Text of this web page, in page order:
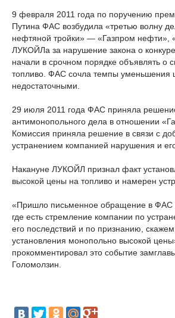
9 февраля 2011 года по поручению
Путина ФАС возбудила «третью волну
нефтяной тройки» — «Газпром нефти»,
ЛУКОЙЛа за нарушение закона о
начали в срочном порядке объявлять о
топливо. ФАС сочла темпы уменьшения
недостаточными.
29 июля 2011 года ФАС приняла
антимонопольного дела в отношении
Комиссия приняла решение в связи с
устранением компанией нарушения и
Накануне ЛУКОЙЛ признал факт
высокой цены на топливо и намерен
«Пришло письменное обращение в ФАС
где есть стремление компании по
его последствий и по признанию,
установления монопольно высокой
прокомментировал это событие
Голомолзин.